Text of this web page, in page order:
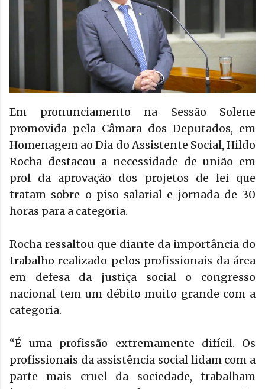
Em pronunciamento na Sessão Solene
promovida pela Câmara dos Deputados, em
Homenagem ao Dia do Assistente Social, Hildo
Rocha destacou a necessidade de união em
prol da aprovação dos projetos de lei que
tratam sobre o piso salarial e jornada de 30
horas para a categoria.
Rocha ressaltou que diante da importância do
trabalho realizado pelos profissionais da área
em defesa da justiça social o congresso
nacional tem um débito muito grande com a
categoria.
“É uma profissão extremamente difícil. Os
profissionais da assistência social lidam com a
parte mais cruel da sociedade, trabalham